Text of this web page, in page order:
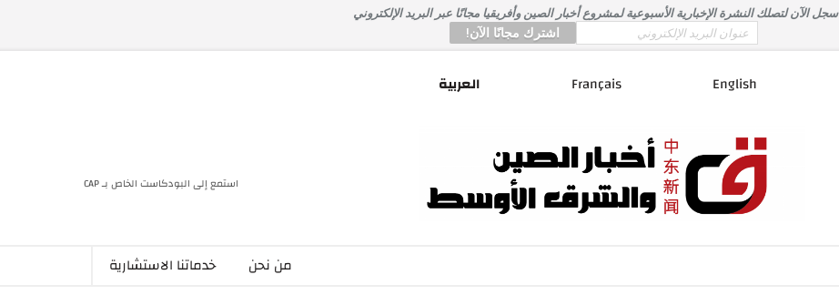
سجل الآن لتصلك النشرة الإخبارية الأسبوعية لمشروع أخبار الصين وأفريقيا مجانًا عبر البريد الإلكتروني
Email
*
English
Français العربية
استمع إلى البودكاست الخاص بـ CAP
من نحن خدماتنا الاستشارية